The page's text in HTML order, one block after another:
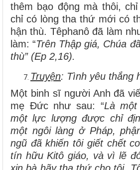
thêm bạo động mà thôi,
chỉ có lòng tha thứ mới có
hận thù. Têphanô đã làm
làm: “Trên Thập giá, Chúa
thù” (Ep 2,16).
Truyện: Tình yêu thắng
Một binh sĩ người Anh đã
mẹ Đức như sau: “Là
một lực lượng được chỉ
một ngôi làng ở Pháp,
ngũ đã khiến tôi giết chết
tín hữu Kitô giáo, và vì lẽ